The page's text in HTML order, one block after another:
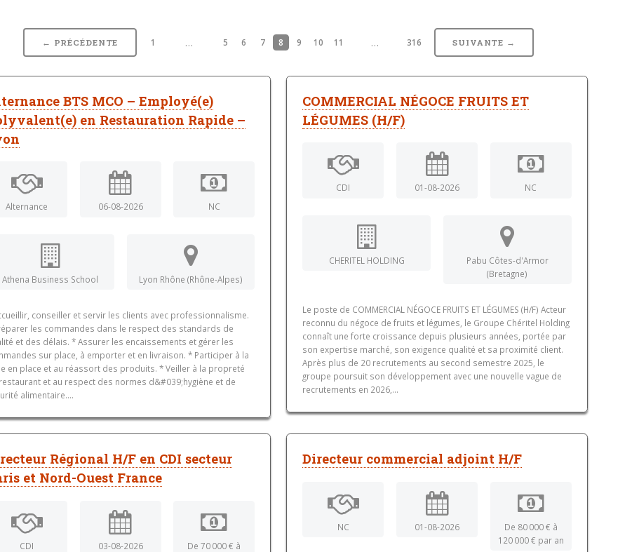
← PRÉCÉDENTE 1 … 5 6 7 8 9 10 11 … 316 SUIVANTE →
BTS MCO – Employé(e)
en Restauration Rapide –
Alternance 06-08-2026 NC
Athena Business School Lyon Rhône (Rhône-Alpes)
conseiller et servir les clients avec professionnalisme.
les commandes dans le respect des standards de
et des délais. * Assurer les encaissements et gérer les
sur place, à emporter et en livraison. * Participer à la
en place et au réassort des produits. * Veiller à la propreté
et au respect des normes d&#039;hygiène et de
alimentaire....
COMMERCIAL NÉGOCE FRUITS ET
LÉGUMES (H/F)
CDI 01-08-2026 NC
CHERITEL HOLDING
Pabu Côtes-d'Armor
(Bretagne)
Le poste de COMMERCIAL NÉGOCE FRUITS ET LÉGUMES (H/F) Acteur
reconnu du négoce de fruits et légumes, le Groupe Chéritel Holding
connaît une forte croissance depuis plusieurs années, portée par
son expertise marché, son exigence qualité et sa proximité client.
Après plus de 20 recrutements au second semestre 2025, le
groupe poursuit son développement avec une nouvelle vague de
recrutements en 2026,...
Régional H/F en CDI secteur
et Nord-Ouest France
CDI 03-08-2026
De 70 000 € à
Directeur commercial adjoint H/F
NC 01-08-2026
De 80 000 € à
120 000 € par an